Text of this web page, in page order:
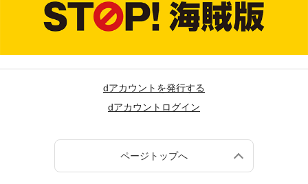
dアカウントを発行する
dアカウントログイン
ページトップへ